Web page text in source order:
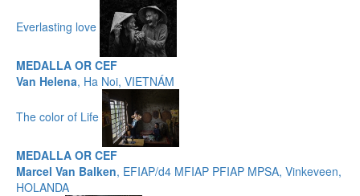
Everlasting love
MEDALLA OR CEF
Van Helena, Ha Noi, VIETNÁM
The color of Life
MEDALLA OR CEF
Marcel Van Balken, EFIAP/d4 MFIAP PFIAP MPSA, Vinkeveen,
HOLANDA